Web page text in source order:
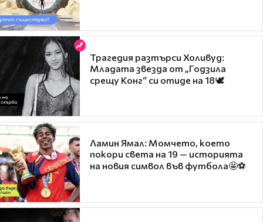
Трагедия разтърси Холивуд:
Младата звезда от „Годзила
срещу Конг“ си отиде на 18🕊️
Ламин Ямал: Момчето, което
покори света на 19 — историята
на новия символ във футбола🤩⚽